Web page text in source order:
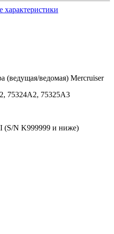
характеристики
(ведущая/ведомая) Mercruiser
75324A2, 75325A3
(S/N K999999 и ниже)